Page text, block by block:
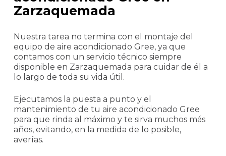
Zarzaquemada
Nuestra tarea no termina con el montaje del
equipo de aire acondicionado Gree, ya que
contamos con un servicio técnico siempre
disponible en Zarzaquemada para cuidar de él a
lo largo de toda su vida útil.
Ejecutamos la puesta a punto y el
mantenimiento de tu aire acondicionado Gree
para que rinda al máximo y te sirva muchos más
años, evitando, en la medida de lo posible,
averías.